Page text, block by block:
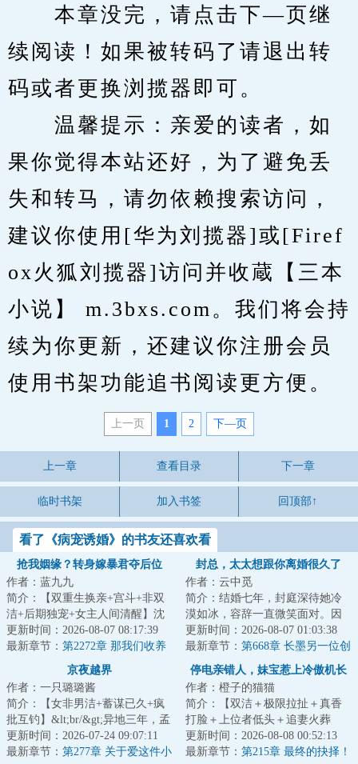
本章没完，请点击下—页继
续阅读！如果被转码了请退出转
码或者更换浏揽器即可。
温馨提示：亲爱的读者，如
果你觉得本站还好，为了避免丢
失和转马，请勿依赖搜索访问，
建议你使用[华为刘揽器]或[Firef
ox火狐刘揽器]访问并收蔵【三本
小说】 m.3bxs.com。我们将会持
续为你更新，还建议你注册会员
使用书架功能追书阅读更方便。
上一页 1 2 下—页
上一章 查看目录 下一章
临时书架 加入书签 回顶部↑
看了《病宠诱婚》的书友还喜欢看
抢我姻缘？转身嫁暴君夺后位
作者：蓝九九
简介：【双重生换亲+宫斗+非双
洁+后期独宠+女主人间清醒】沈
知念和嫡姐沈南乔一起重生了。
前世，她被父亲...
更新时间：2026-08-07 08:17:39
最新章节： 第2272章 那我们收养
一个孩子吧（227万必读票加）
封总，太太想跟你离婚很久了
作者：云中觅
简介：结婚七年，封庭深待她冷
漠如冰，容辞一直微笑面对。因
为她深爱着他。也相信终有一
天，她能将他的心...
更新时间：2026-08-07 01:03:38
最新章节： 第668章 长墨另一位创
始人
京夜越界
作者：一只璐璐酱
简介：【女非男洁+蓄谋已久+疯
批互钓】&lt;br/&gt;异地三年，孟
安甯从一封匿名邮件里知道老公
出轨了。&lt...
更新时间：2026-07-24 09:07:11
最新章节： 第277章 关于爱这件小
停电亲错人，妹宝惹上冷傲机长
作者：橙子的猫猫
简介：【双洁＋极限拉扯＋真香
打脸＋上位者低头＋追妻火葬
场】&lt;br/&gt;多年后再遇，周承
泽成了林初闺...
更新时间：2026-08-08 00:52:13
最新章节： 第215章 最终的抉择！